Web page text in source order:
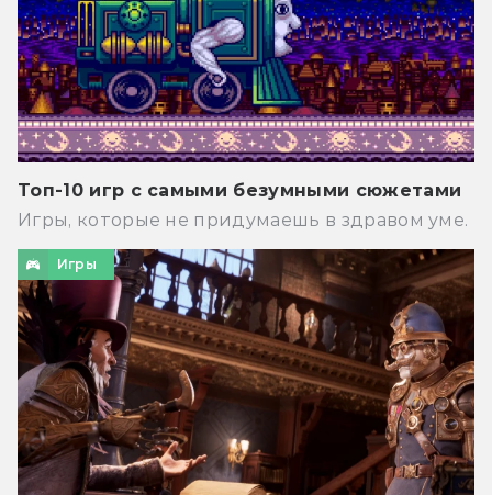
Топ-10 игр с самыми безумными сюжетами
Игры, которые не придумаешь в здравом уме.
Игры